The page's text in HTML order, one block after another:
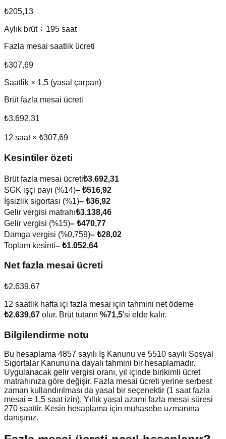
₺205,13
Aylık brüt ÷ 195 saat
Fazla mesai saatlik ücreti
₺307,69
Saatlik × 1,5 (yasal çarpan)
Brüt fazla mesai ücreti
₺3.692,31
12 saat × ₺307,69
Kesintiler özeti
Brüt fazla mesai ücreti₺3.692,31
SGK işçi payı (%14)– ₺516,92
İşsizlik sigortası (%1)– ₺36,92
Gelir vergisi matrahı₺3.138,46
Gelir vergisi (%15)– ₺470,77
Damga vergisi (%0,759)– ₺28,02
Toplam kesinti– ₺1.052,64
Net fazla mesai ücreti
₺2.639,67
12 saatlik hafta içi fazla mesai için tahmini net ödeme
₺2.639,67 olur. Brüt tutarın %71,5'si elde kalır.
Bilgilendirme notu
Bu hesaplama 4857 sayılı İş Kanunu ve 5510 sayılı Sosyal
Sigortalar Kanunu'na dayalı tahmini bir hesaplamadır.
Uygulanacak gelir vergisi oranı, yıl içinde birikimli ücret
matrahınıza göre değişir. Fazla mesai ücreti yerine serbest
zaman kullandırılması da yasal bir seçenektir (1 saat fazla
mesai = 1,5 saat izin). Yıllık yasal azami fazla mesai süresi
270 saattir. Kesin hesaplama için muhasebe uzmanına
danışınız.